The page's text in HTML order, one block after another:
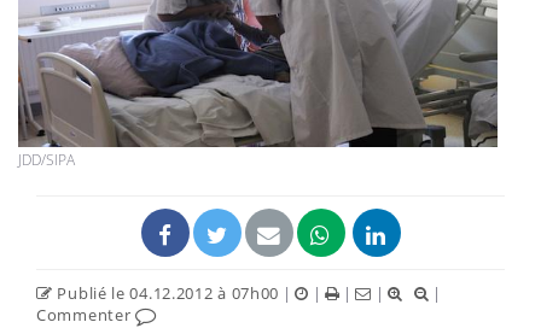
JDD/SIPA
Publié le 04.12.2012 à 07h00 | | | |
|
Commenter